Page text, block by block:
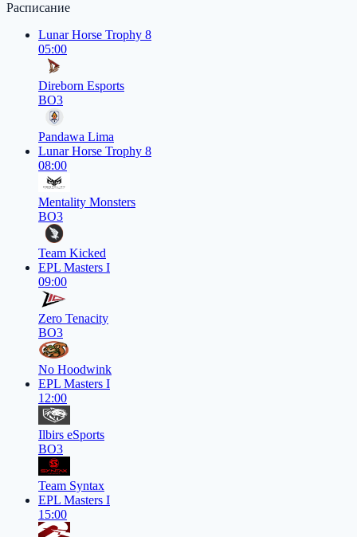
Расписание
Lunar Horse Trophy 8
05:00
Direborn Esports
BO3
Pandawa Lima
Lunar Horse Trophy 8
08:00
Mentality Monsters
BO3
Team Kicked
EPL Masters I
09:00
Zero Tenacity
BO3
No Hoodwink
EPL Masters I
12:00
Ilbirs eSports
BO3
Team Syntax
EPL Masters I
15:00